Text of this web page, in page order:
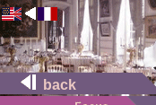
back